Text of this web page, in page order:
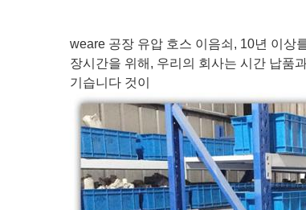
weare 공장 유압 호스 이음쇠, 10년 이상
장시간을 위해, 우리의 회사는 시간 납품
기습니다 것이